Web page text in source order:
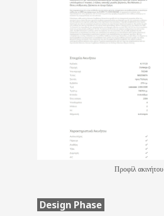
Προφίλ ακινήτου
Design Phase